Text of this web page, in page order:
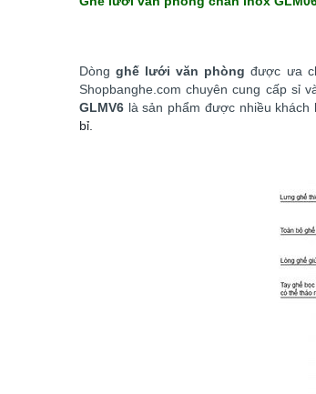
Dòngghế lưới văn phòng được ưa
Shopbanghe.com chuyên cung cấp sỉ
GLMV6 là sản phẩm được nhiều
bỉ.